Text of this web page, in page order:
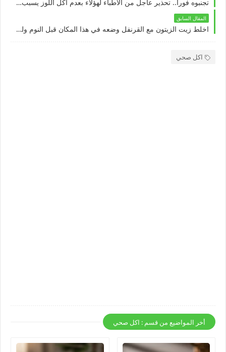
تجنبوه فورا.. تحذير عاجل من الأطباء لهؤلاء بعدم أكل اللوز يسبب لهم خطورة شديدة قد تصل للوفاة
المقال السابق
اخلط زيت الزيتون مع القرنفل وضعه في هذا المكان قبل النوم ولن تستغني عنها طيلة حياتك !!!
اكل صحي
أخر المواضيع من قسم : اكل صحي